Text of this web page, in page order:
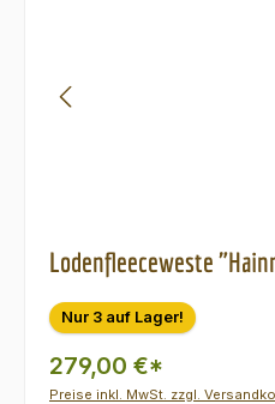
Lodenfleeceweste
Nur 3 auf Lager!
279,00 €*
Preise inkl. MwSt. zzgl.